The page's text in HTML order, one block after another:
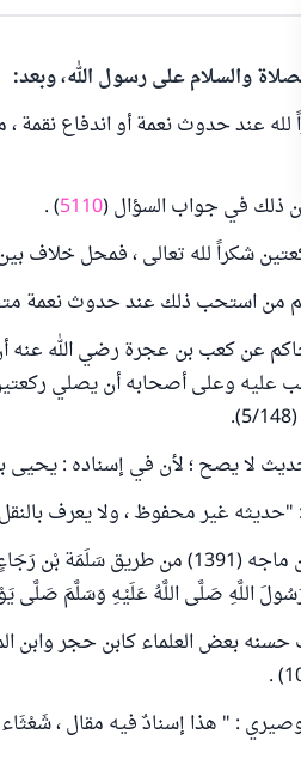
والسلام على رسول الله، وبعد:
لله عند حدوث نعمة أو اندفاع نقمة
ذلك في جواب السؤال (5110
) .
شكراً لله تعالى ، فمحل خلاف بين
من استحب ذلك عند حدوث نعمة
عن كعب بن عجرة رضي الله عنه
عليه وعلى أصحابه أن يصلي
لا يصح ؛ لأن في إسناده : يحيى
غير محفوظ ، ولا يعرف بالنقل"
2- ما رواه ابن ماجه (1391) من
رَسُولَ اللَّهِ صَلَّى اللَّهُ عَلَيْهِ وَسَلَّمَ صَلَّى
: " هذا إسنادٌ فيه مقال ، شَعْثَاء